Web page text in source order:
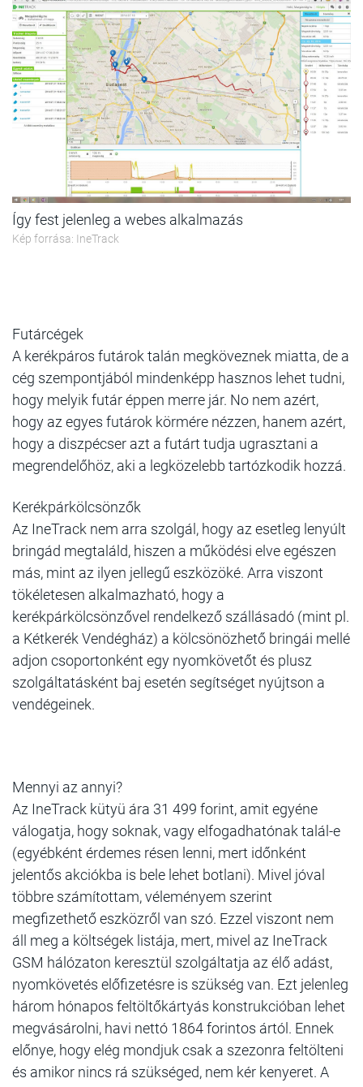
Így fest jelenleg a webes alkalmazás
Kép forrása: IneTrack
Futárcégek
A kerékpáros futárok talán megköveznek miatta, de a
cég szempontjából mindenképp hasznos lehet tudni,
hogy melyik futár éppen merre jár. No nem azért,
hogy az egyes futárok körmére nézzen, hanem azért,
hogy a diszpécser azt a futárt tudja ugrasztani a
megrendelőhöz, aki a legközelebb tartózkodik hozzá.
Kerékpárkölcsönzők
Az IneTrack nem arra szolgál, hogy az esetleg lenyúlt
bringád megtaláld, hiszen a működési elve egészen
más, mint az ilyen jellegű eszközöké. Arra viszont
tökéletesen alkalmazható, hogy a
kerékpárkölcsönzővel rendelkező szállásadó (mint pl.
a Kétkerék Vendégház) a kölcsönözhető bringái mellé
adjon csoportonként egy nyomkövetőt és plusz
szolgáltatásként baj esetén segítséget nyújtson a
vendégeinek.
Mennyi az annyi?
Az IneTrack kütyü ára 31 499 forint, amit egyéne
válogatja, hogy soknak, vagy elfogadhatónak talál-e
(egyébként érdemes résen lenni, mert időnként
jelentős akciókba is bele lehet botlani). Mivel jóval
többre számítottam, véleményem szerint
megfizethető eszközről van szó. Ezzel viszont nem
áll meg a költségek listája, mert, mivel az IneTrack
GSM hálózaton keresztül szolgáltatja az élő adást,
nyomkövetés előfizetésre is szükség van. Ezt jelenleg
három hónapos feltöltőkártyás konstrukcióban lehet
megvásárolni, havi nettó 1864 forintos ártól. Ennek
előnye, hogy elég mondjuk csak a szezonra feltölteni
és amikor nincs rá szükséged, nem kér kenyeret. A